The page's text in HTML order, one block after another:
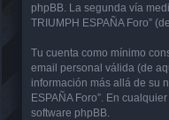
phpBB. La segunda vía
TRIUMPH ESPAÑA Foro”
Tu cuenta como mínimo
email personal válida (de
información más allá de su
ESPAÑA Foro”. En
software phpBB.